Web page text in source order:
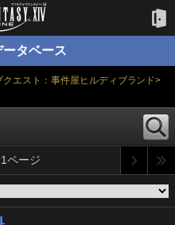
タベース
エスト：事件屋ヒルディブランド>
ページ